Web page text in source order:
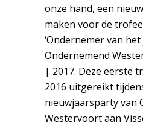
onze hand, een
maken voor de
‘Ondernemer van het
Ondernemend
| 2017. Deze eerste
2016 uitgereikt
nieuwjaarsparty van
Westervoort aan